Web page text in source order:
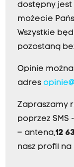
dostępny jest
możecie
Wszystkie
pozostaną
Opinie
adres
Zapraszamy
poprzez SMS -
– antena,12
nasz profil na